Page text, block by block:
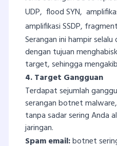
UDP, flood SYN,
amplifikasi SSDP,
Serangan ini hampir
dengan tujuan
target, sehingga
4. Target Gangguan
Terdapat sejumlah
serangan botnet
tanpa sadar sering Anda
jaringan.
Spam email:botnet